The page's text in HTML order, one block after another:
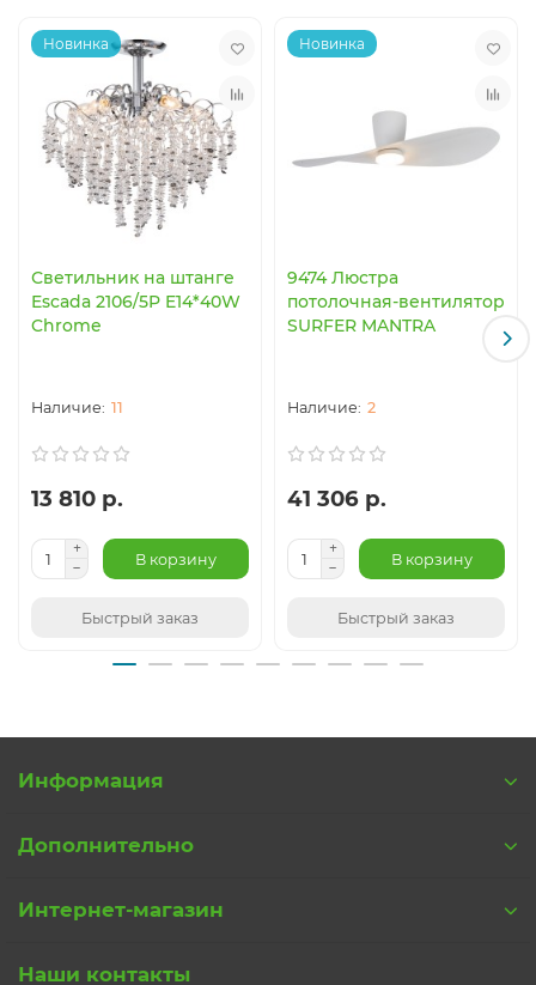
Новинка
Светильник на штанге
Escada 2106/5P E14*40W
Chrome
11
13 810 р.
В корзину
Быстрый заказ
Новинка
9474 Люстра
потолочная-вентилятор
SURFER MANTRA
2
41 306 р.
В корзину
Быстрый заказ
Информация
Дополнительно
Интернет-магазин
Наши контакты